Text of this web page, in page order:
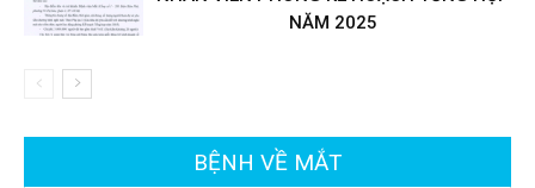
NĂM 2025
BỆNH VỀ MẮT